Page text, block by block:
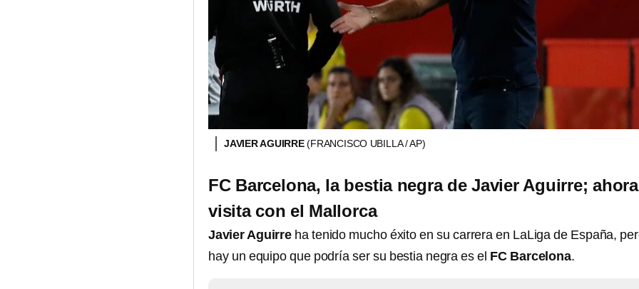
JAVIER AGUIRRE(FRANCISCO UBILLA / AP)
FC Barcelona, la bestia negra de Javier Aguirre;
visita con el Mallorca
Javier Aguirre ha tenido mucho éxito en su carrera en LaLiga de España,
hay un equipo que podría ser su bestia negra es el FC Barcelona.